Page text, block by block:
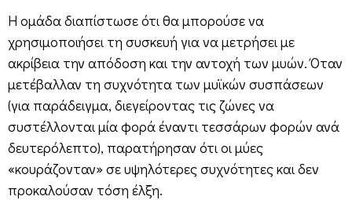
Η ομάδα διαπίστωσε ότι θα μπορούσε να
χρησιμοποιήσει τη συσκευή για να μετρήσει με
ακρίβεια την απόδοση και την αντοχή των μυών. Όταν
μετέβαλλαν τη συχνότητα των μυϊκών συσπάσεων
(για παράδειγμα, διεγείροντας τις ζώνες να
συστέλλονται μία φορά έναντι τεσσάρων φορών ανά
δευτερόλεπτο), παρατήρησαν ότι οι μύες
«κουράζονταν» σε υψηλότερες συχνότητες και δεν
προκαλούσαν τόση έλξη.